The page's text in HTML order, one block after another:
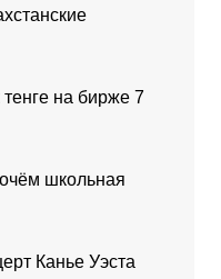
на бирже 7
школьная
Канье Уэста